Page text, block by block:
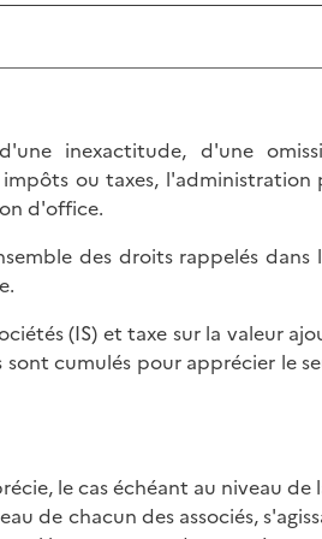
inexactitude, d'une
ou taxes, l'administration
d'office.
des droits rappelés dans
(IS) et taxe sur la valeur
cumulés pour apprécier le
le cas échéant au niveau
de chacun des associés,